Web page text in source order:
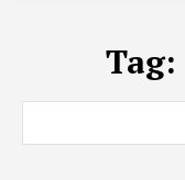
Tag: